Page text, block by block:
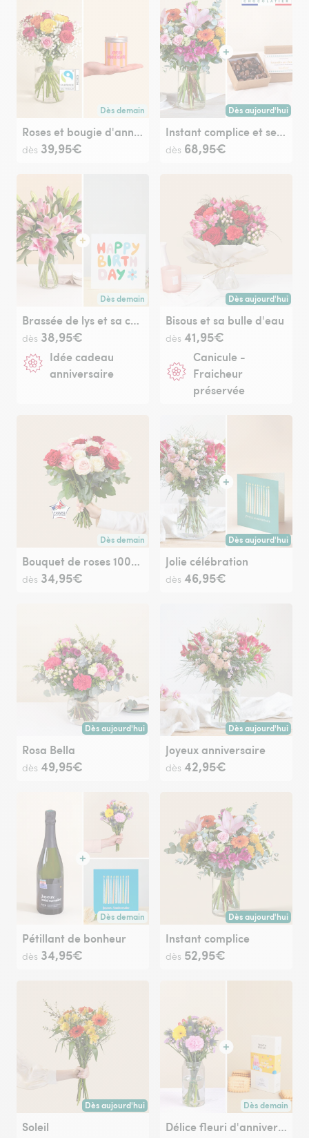
Dès demain
Livraison dès demain (pour toute commande passée
Roses et bougie d'anniversaire
dès 39,95€
Dès aujourd'hui
Livraison dès
Instant complice et ses amandes au chocolat
dès 68,95€
Dès demain
Livraison dès demain (pour toute commande passée
Brassée de lys et sa carte message Joyeux anniversaire
dès 38,95€
Idée cadeau
anniversaire
Dès aujourd'hui
Livraison dès
Bisous et sa bulle d'eau
dès 41,95€
Canicule -
Fraicheur
préservée
Dès demain
Livraison dès demain (pour toute commande passée
Bouquet de roses 100% Fleurs de France
dès 34,95€
Dès aujourd'hui
Livraison dès
Jolie célébration
dès 46,95€
Dès aujourd'hui
Livraison dès aujourd'hui (pour toute commande passée
Rosa Bella
dès 49,95€
Dès aujourd'hui
Livraison dès
Joyeux anniversaire
dès 42,95€
Dès demain
Livraison dès demain (pour toute commande passée
Pétillant de bonheur
dès 34,95€
Dès aujourd'hui
Livraison dès
Instant complice
dès 52,95€
Dès aujourd'hui
Livraison dès aujourd'hui (pour toute commande passée
Soleil
Dès demain
Livraison dès
Délice fleuri d'anniversaire